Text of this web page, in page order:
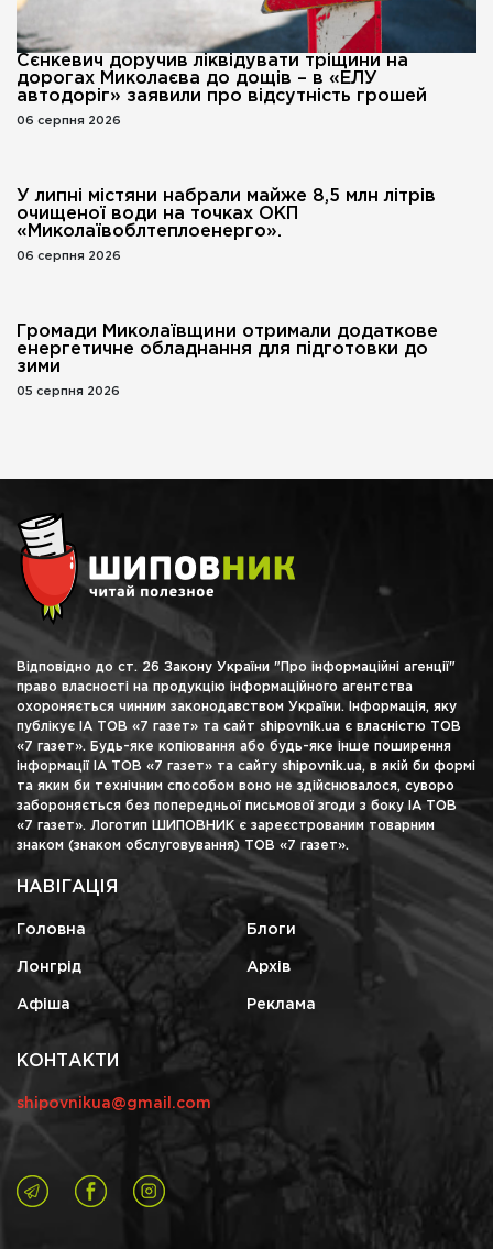
Сєнкевич доручив ліквідувати тріщини на
дорогах Миколаєва до дощів – в «ЕЛУ
автодоріг» заявили про відсутність грошей
06 серпня 2026
У липні містяни набрали майже 8,5 млн літрів
очищеної води на точках ОКП
«Миколаївоблтеплоенерго».
06 серпня 2026
Громади Миколаївщини отримали додаткове
енергетичне обладнання для підготовки до
зими
05 серпня 2026
Відповідно до ст. 26 Закону України "Про інформаційні агенції"
право власності на продукцію інформаційного агентства
охороняється чинним законодавством України. Інформація, яку
публікує ІА ТОВ «7 газет» та сайт shipovnik.ua є власністю ТОВ
«7 газет». Будь-яке копіювання або будь-яке інше поширення
інформації ІА ТОВ «7 газет» та сайту shipovnik.ua, в якій би формі
та яким би технічним способом воно не здійснювалося, суворо
забороняється без попередньої письмової згоди з боку ІА ТОВ
«7 газет». Логотип ШИПОВНИК є зареєстрованим товарним
знаком (знаком обслуговування) ТОВ «7 газет».
НАВІГАЦІЯ
Головна Блоги
Лонгрід Архів
Афіша Реклама
КОНТАКТИ
shipovnikua@gmail.com